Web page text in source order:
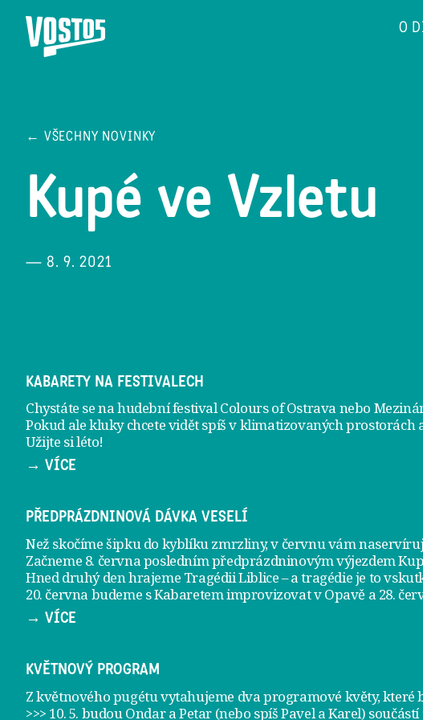
O
← VŠECHNY NOVINKY
Kupé ve Vzletu
— 8. 9. 2021
KABARETY NA FESTIVALECH
Chystáte se na hudební festival Colours of Ostrava nebo
Pokud ale kluky chcete vidět spíš v klimatizovaných
Užijte si léto!
→ VÍCE
PŘEDPRÁZDNINOVÁ DÁVKA VESELÍ
Než skočíme šipku do kyblíku zmrzliny, v červnu vám
Začneme 8. června posledním předprázdninovým výjezdem
Hned druhý den hrajeme Tragédii Liblice– a tragédie je to
20. června budeme s Kabaretem improvizovat v Opavě a 28.
→ VÍCE
KVĚTNOVÝ PROGRAM
Z květnového pugétu vytahujeme dva programové květy, které
>>> 10. 5. budou Ondar a Petar (nebo spíš Pavel a Karel)